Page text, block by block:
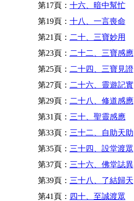
第17頁： 十六、暗中幫忙
第19頁： 十八、一言喪命
第21頁： 二十、三寶妙用
第23頁： 二十二、三寶感應
第25頁： 二十四、三寶見證
第27頁： 二十六、靈遊記實
第29頁： 二十八、修道感應
第31頁： 三十、聖靈感應
第33頁： 三十二、自助天助
第35頁： 三十四、設堂渡眾
第37頁： 三十六、佛堂誌異
第39頁： 三十八、了結歸天
第41頁： 四十、至誠渡眾